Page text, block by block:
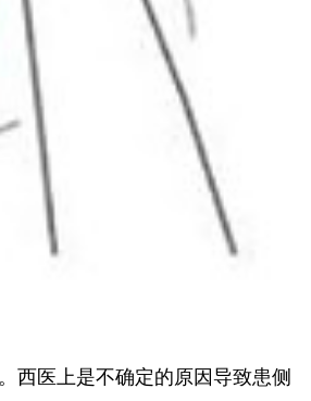
西医上是不确定的原因导致患侧